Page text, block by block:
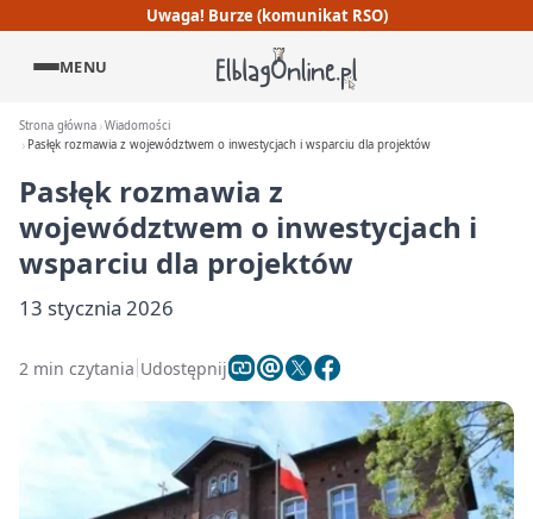
Uwaga! Burze (komunikat RSO)
MENU
Strona główna Wiadomości
Pasłęk rozmawia z województwem o inwestycjach i wsparciu dla projektów
Pasłęk rozmawia z
województwem o inwestycjach i
wsparciu dla projektów
13 stycznia 2026
2 min czytania Udostępnij